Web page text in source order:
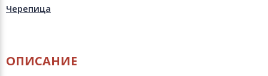
Черепица
ОПИСАНИЕ